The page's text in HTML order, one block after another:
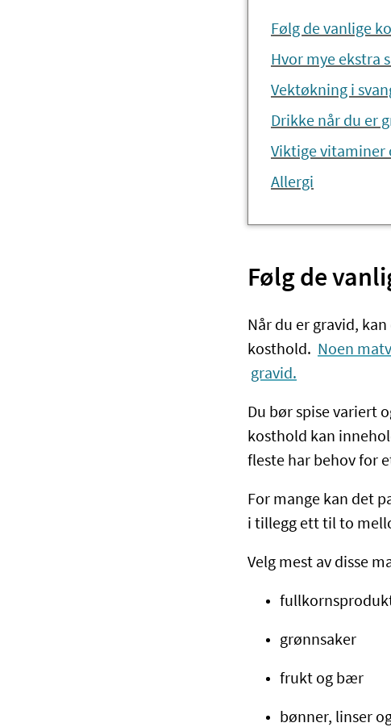
Følg de vanlige
Hvor mye ekstra
Vektøkning i
Drikke når du er
Viktige vitaminer
Allergi
Følg de
Når du er gravid,
kosthold. Noen
gravid.
Du bør spise variert
kosthold kan
fleste har behov for
For mange kan det
i tillegg ett til to
Velg mest av disse
grønnsaker
frukt og bær
bønner, linser